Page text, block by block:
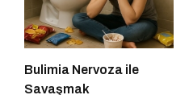
Bulimia Nervoza ile
Savaşmak